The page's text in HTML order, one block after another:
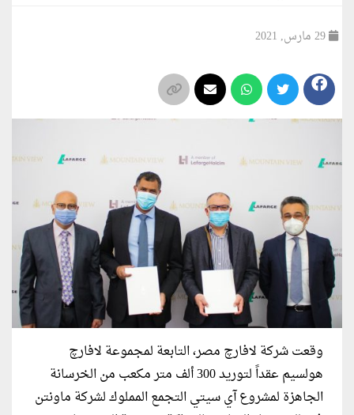
وقعت شركة لافارﭺ مصر، التابعة لمجموعة لافارﭺ
هولسيم عقداً لتوريد 300 ألف متر مكعب من الخرسانة
الجاهزة لمشروع آي سيتي التجمع المملوك لشركة ماونتن